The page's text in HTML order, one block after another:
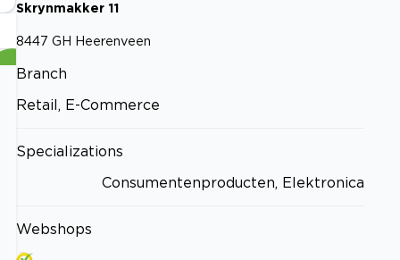
Skrynmakker 11
8447 GH Heerenveen
Branch
Retail, E-Commerce
Specializations
Consumentenproducten, Elektronica
Webshops